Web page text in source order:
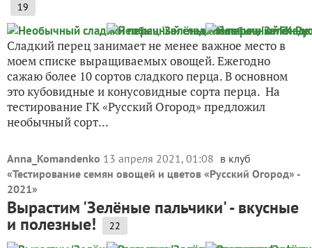
19
Сладкий перец занимает не менее важное место в
моем списке выращиваемых овощей. Ежегодно
сажаю более 10 сортов сладкого перца. В основном
это кубовидные и конусовидные сорта перца. На
тестирование ГК «Русский Огород» предложил
необычный сорт...
Anna_Komandenko 13 апреля 2021, 01:08 в клуб
«Тестирование семян овощей и цветов «Русский Огород» -
2021»
Вырастим 'Зелёные пальчики' - вкусные
и полезные! 22